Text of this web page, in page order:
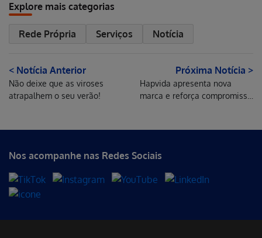
Explore mais categorias
Rede Própria Serviços Notícia
< Notícia Anterior
Não deixe que as viroses
atrapalhem o seu verão!
Próxima Notícia >
Hapvida apresenta nova
marca e reforça compromisso
Nos acompanhe nas Redes Sociais